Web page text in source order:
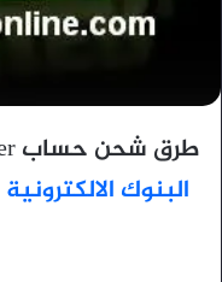
طرق شحن حساب neteller ,يعتبر بنك نتلر من اهم
البنوك الالكترونية